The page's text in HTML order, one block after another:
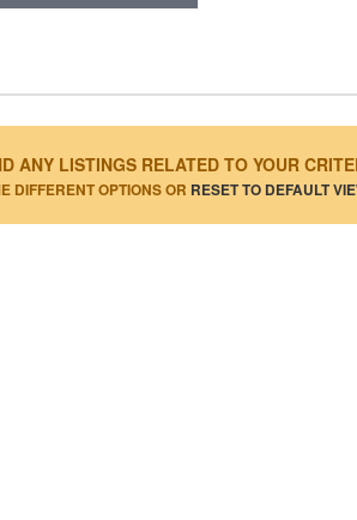
ANY LISTINGS RELATED TO YOUR
DIFFERENT OPTIONS OR RESET TO DEFAULT